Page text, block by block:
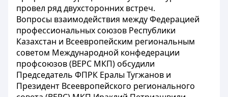
провел ряд двухсторонних встреч.
Вопросы взаимодействия между Федерацией
профессиональных союзов Республики
Казахстан и Всеевропейским региональным
советом Международной конфедерации
профсоюзов (ВЕРС МКП) обсудили
Председатель ФПРК Ералы Тугжанов и
Президент Всеевропейского регионального